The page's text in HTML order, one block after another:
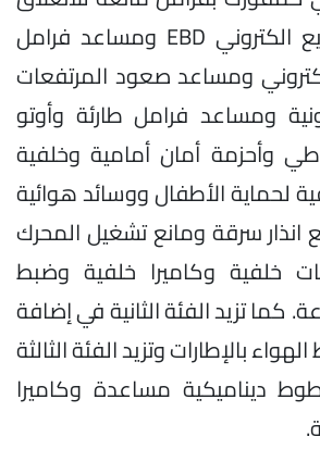
ABS وفرامل توزيع الكتروني EBD ومساعد فرامل
ومساعد صعود المرتفعات
ومساعد فرامل طارئة وأوتو
وأحزمة أمان أمامية وخلفية
لحماية الأطفال ووسائد هوائية
انذار سرقة ومانع تشغيل المحرك
خلفية وكاميرا خلفية وضبط
كما تزيد الفئة الثانية في إضافة
بالإطارات وتزيد الفئة الثالثة
ديناميكية مساعدة وكاميرا